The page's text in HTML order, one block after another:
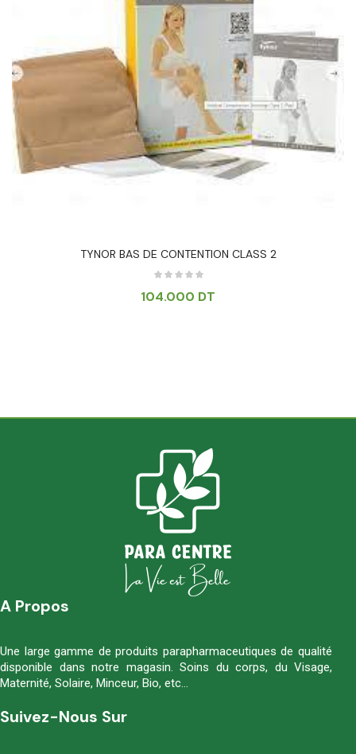
TYNOR BAS DE CONTENTION CLASS 2
104.000 DT
A Propos
Une large gamme de produits parapharmaceutiques de qualité
disponible dans notre magasin. Soins du corps, du Visage,
Maternité, Solaire, Minceur, Bio, etc…
Suivez-Nous Sur